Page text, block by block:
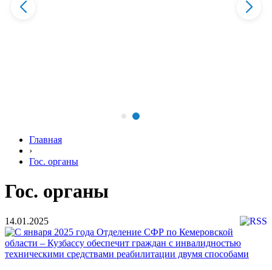
Главная
›
Гос. органы
Гос. органы
14.01.2025